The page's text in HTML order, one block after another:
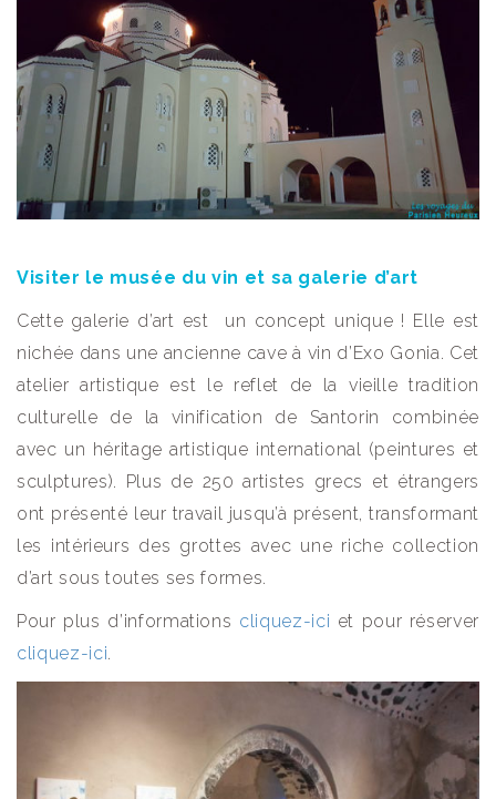
Visiter le musée du vin et sa galerie d’art
Cette galerie d’art est un concept unique ! Elle est
nichée dans une ancienne cave à vin d’Exo Gonia. Cet
atelier artistique est le reflet de la vieille tradition
culturelle de la vinification de Santorin combinée
avec un héritage artistique international (peintures et
sculptures). Plus de 250 artistes grecs et étrangers
ont présenté leur travail jusqu’à présent, transformant
les intérieurs des grottes avec une riche collection
d’art sous toutes ses formes.
Pour plus d’informations cliquez-ici et pour réserver
cliquez-ici.